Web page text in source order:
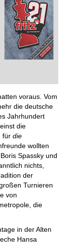
voraus. Vom
die deutsche
Jahrhundert
die
für die
wollten
Spassky und
nichts,
der
Turnieren
von
die
in der Alten
Hansa